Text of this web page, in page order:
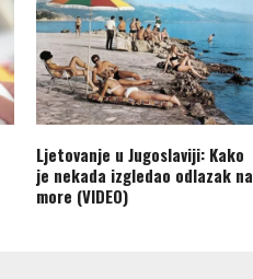
Ljetovanje u Jugoslaviji: Kako
je nekada izgledao odlazak na
more (VIDEO)